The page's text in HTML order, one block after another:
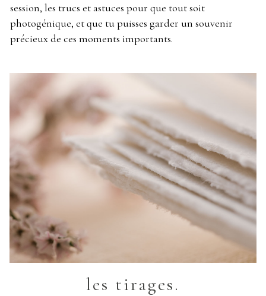
session, les trucs et astuces pour que tout soit
photogénique, et que tu puisses garder un souvenir
précieux de ces moments importants.
les tirages.